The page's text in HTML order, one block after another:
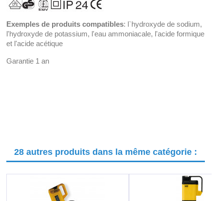
Exemples de produits compatibles: l`hydroxyde de sodium,
l'hydroxyde de potassium, l'eau ammoniacale, l'acide formique
et l'acide acétique
Garantie 1 an
28 autres produits dans la même catégorie :